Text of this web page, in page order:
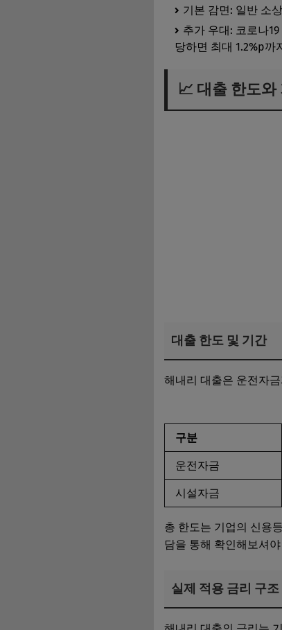
기본 감면: 일반 소
추가 우대: 코로나
당하면 최대 1.2%p
📈 대출 한도와
대출 한도 및 기간
해내리 대출은 운전자
구분
운전자금
시설자금
총 한도는 기업의 신용
담을 통해 확인해보셔
실제 적용 금리 구조